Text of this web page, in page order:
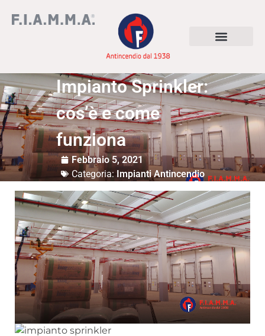
Impianto Sprinkler:
cos’è e come
funziona
Febbraio 5, 2021
Categoria: Impianti Antincendio